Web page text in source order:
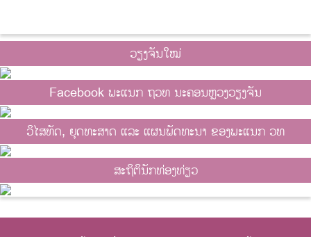
ວຽງຈັນໃໝ່
Facebook ພະແນກ ຖວທ ນະຄອນຫຼວງວຽງຈັນ
ວິໄສທັດ, ຍຸດທະສາດ ແລະ ແຜນພັດທະນາ ຂອງພະແນກ ວທ
ສະຖິຕິນັກທ່ອງທ່ຽວ